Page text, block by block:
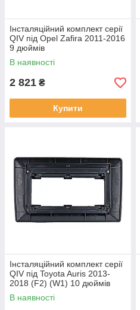
Інсталяційний комплект серії
QIV під Opel Zafira 2011-2016
9 дюймів
В наявності
2 821 ₴
Купити
Інсталяційний комплект серії
QIV під Toyota Auris 2013-
2018 (F2) (W1) 10 дюймів
В наявності